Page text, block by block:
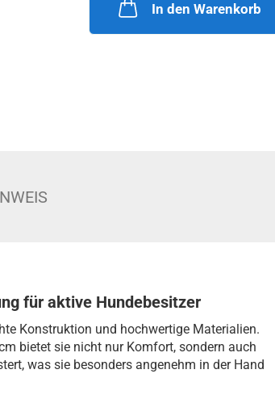
In den Warenkorb
für aktive Hundebesitzer
Konstruktion und hochwertige Materialien.
bietet sie nicht nur Komfort, sondern auch
was sie besonders angenehm in der Hand